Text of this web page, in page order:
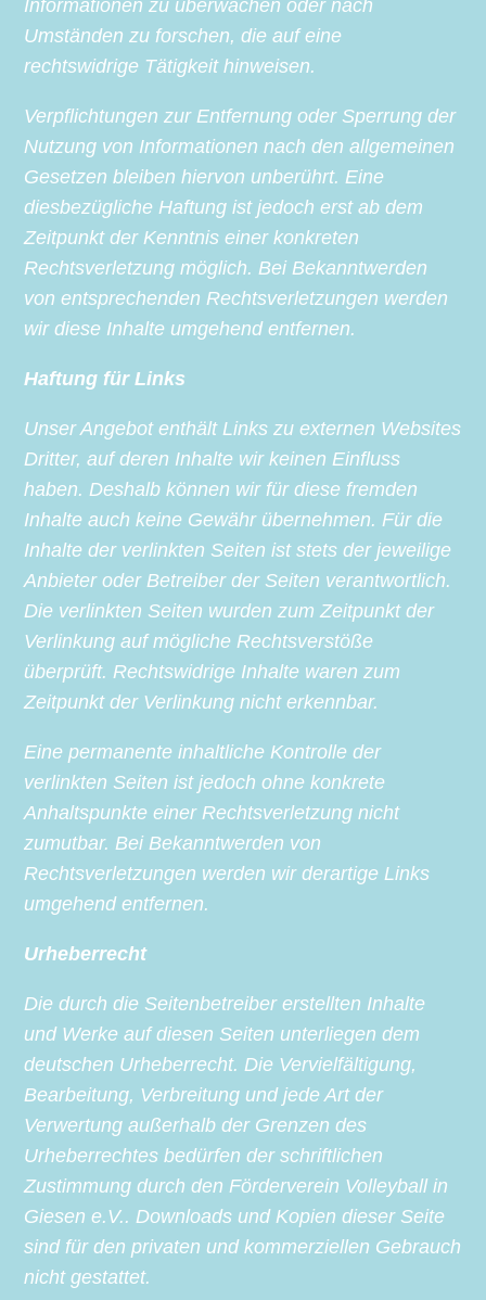
Informationen zu überwachen oder nach
Umständen zu forschen, die auf eine
rechtswidrige Tätigkeit hinweisen.
Verpflichtungen zur Entfernung oder Sperrung der
Nutzung von Informationen nach den allgemeinen
Gesetzen bleiben hiervon unberührt. Eine
diesbezügliche Haftung ist jedoch erst ab dem
Zeitpunkt der Kenntnis einer konkreten
Rechtsverletzung möglich. Bei Bekanntwerden
von entsprechenden Rechtsverletzungen werden
wir diese Inhalte umgehend entfernen.
Haftung für Links
Unser Angebot enthält Links zu externen Websites
Dritter, auf deren Inhalte wir keinen Einfluss
haben. Deshalb können wir für diese fremden
Inhalte auch keine Gewähr übernehmen. Für die
Inhalte der verlinkten Seiten ist stets der jeweilige
Anbieter oder Betreiber der Seiten verantwortlich.
Die verlinkten Seiten wurden zum Zeitpunkt der
Verlinkung auf mögliche Rechtsverstöße
überprüft. Rechtswidrige Inhalte waren zum
Zeitpunkt der Verlinkung nicht erkennbar.
Eine permanente inhaltliche Kontrolle der
verlinkten Seiten ist jedoch ohne konkrete
Anhaltspunkte einer Rechtsverletzung nicht
zumutbar. Bei Bekanntwerden von
Rechtsverletzungen werden wir derartige Links
umgehend entfernen.
Urheberrecht
Die durch die Seitenbetreiber erstellten Inhalte
und Werke auf diesen Seiten unterliegen dem
deutschen Urheberrecht. Die Vervielfältigung,
Bearbeitung, Verbreitung und jede Art der
Verwertung außerhalb der Grenzen des
Urheberrechtes bedürfen der schriftlichen
Zustimmung durch den Förderverein Volleyball in
Giesen e.V.. Downloads und Kopien dieser Seite
sind für den privaten und kommerziellen Gebrauch
nicht gestattet.